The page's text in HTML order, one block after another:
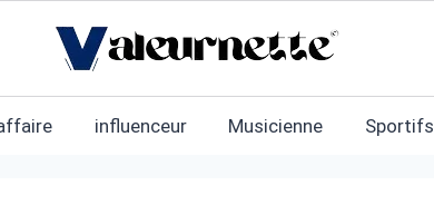
influenceur Musicienne Sportifs